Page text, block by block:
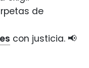
de
con justicia. 📢